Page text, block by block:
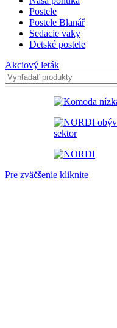
Postele
Postele Blanář
Sedacie vaky
Detské postele
Akciový leták
Pre zväčšenie kliknite